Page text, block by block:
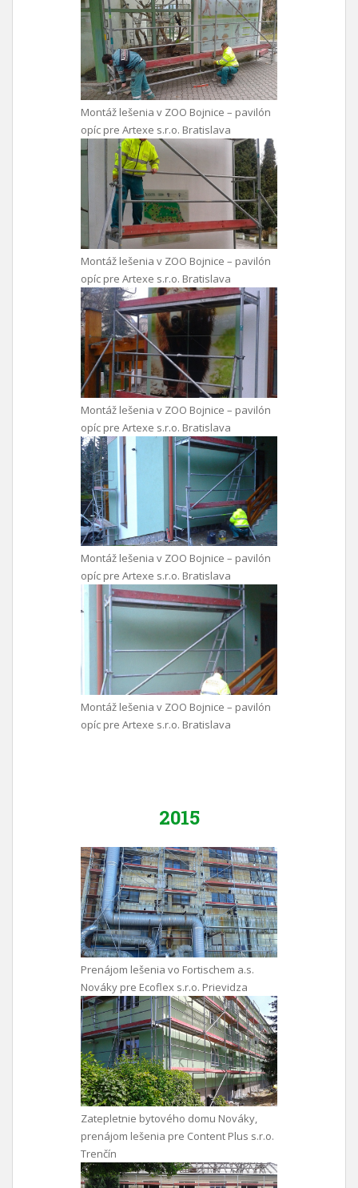
Montáž lešenia v ZOO Bojnice – pavilón
opíc pre Artexe s.r.o. Bratislava
Montáž lešenia v ZOO Bojnice – pavilón
opíc pre Artexe s.r.o. Bratislava
Montáž lešenia v ZOO Bojnice – pavilón
opíc pre Artexe s.r.o. Bratislava
Montáž lešenia v ZOO Bojnice – pavilón
opíc pre Artexe s.r.o. Bratislava
Montáž lešenia v ZOO Bojnice – pavilón
opíc pre Artexe s.r.o. Bratislava
2015
Prenájom lešenia vo Fortischem a.s.
Nováky pre Ecoflex s.r.o. Prievidza
Zatepletnie bytového domu Nováky,
prenájom lešenia pre Content Plus s.r.o.
Trenčín